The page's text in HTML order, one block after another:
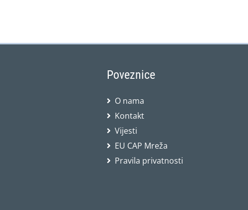
Poveznice
O nama
Kontakt
Vijesti
EU CAP Mreža
Pravila privatnosti